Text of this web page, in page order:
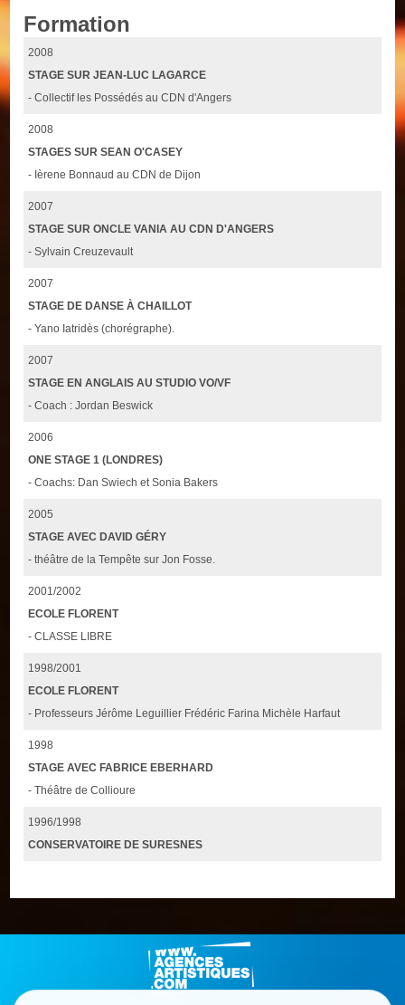
Formation
2008
STAGE SUR JEAN-LUC LAGARCE
- Collectif les Possédés au CDN d'Angers
2008
STAGES SUR SEAN O'CASEY
- Ièrene Bonnaud au CDN de Dijon
2007
STAGE SUR ONCLE VANIA AU CDN D'ANGERS
- Sylvain Creuzevault
2007
STAGE DE DANSE À CHAILLOT
- Yano Iatridès (chorégraphe).
2007
STAGE EN ANGLAIS AU STUDIO VO/VF
- Coach : Jordan Beswick
2006
ONE STAGE 1 (LONDRES)
- Coachs: Dan Swiech et Sonia Bakers
2005
STAGE AVEC DAVID GÉRY
- théâtre de la Tempête sur Jon Fosse.
2001/2002
ECOLE FLORENT
- CLASSE LIBRE
1998/2001
ECOLE FLORENT
- Professeurs Jérôme Leguillier Frédéric Farina Michèle Harfaut
1998
STAGE AVEC FABRICE EBERHARD
- Théâtre de Collioure
1996/1998
CONSERVATOIRE DE SURESNES